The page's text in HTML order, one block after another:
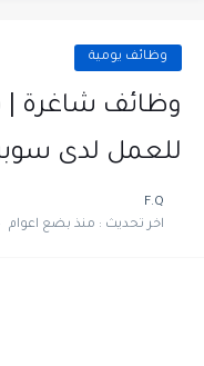
وظائف يومية
وظائف شاغرة
للعمل لدى
F.Q
اخر تحديث : منذ بضع اعوام